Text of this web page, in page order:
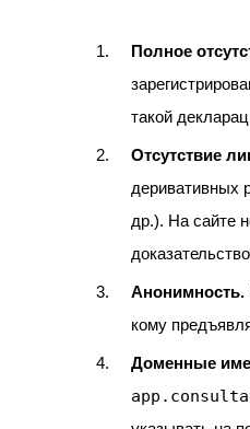
Полное
такой
Отсутствие
деривативных
др.). На сайте
Анонимность.
кому
Доменные